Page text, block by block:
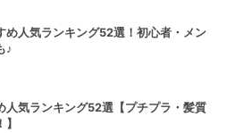
め人気ランキング52選！初心者・メン
♪
人気ランキング52選【プチプラ・髪質